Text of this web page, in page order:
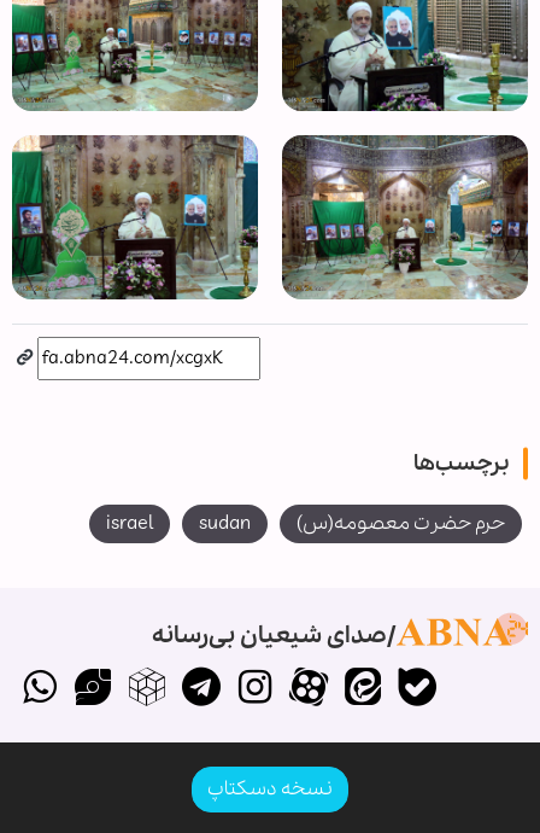
برچسب‌ها
حرم حضرت معصومه(س) sudan
israel
صدای شیعیان بی‌رسانه
نسخه دسکتاپ